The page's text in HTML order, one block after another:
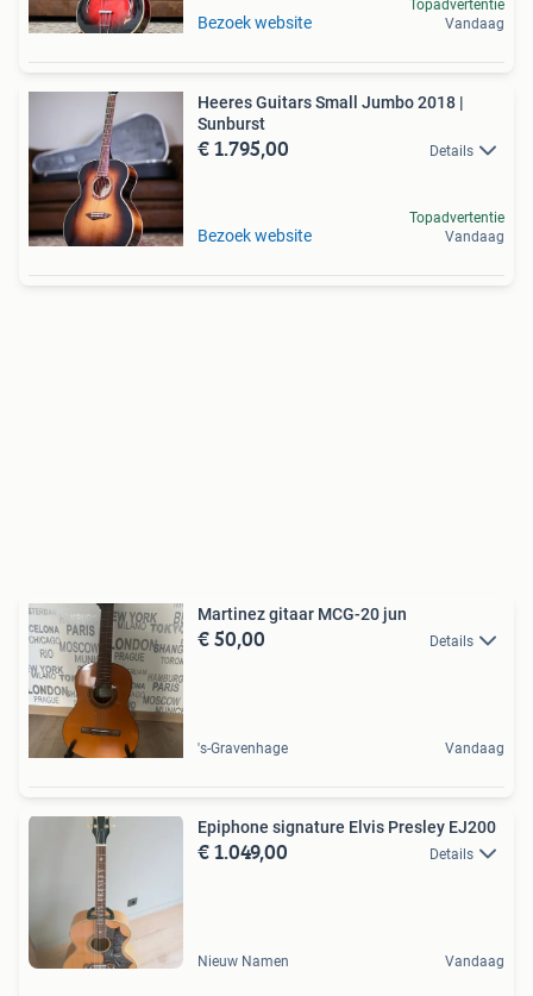
Bezoek website
Topadvertentie
Vandaag
Heeres Guitars Small Jumbo 2018 |
Sunburst
€ 1.795,00 Details
Bezoek website
Topadvertentie
Vandaag
Martinez gitaar MCG-20 jun
€ 50,00 Details
's-Gravenhage Vandaag
Epiphone signature Elvis Presley EJ200
€ 1.049,00 Details
Nieuw Namen Vandaag